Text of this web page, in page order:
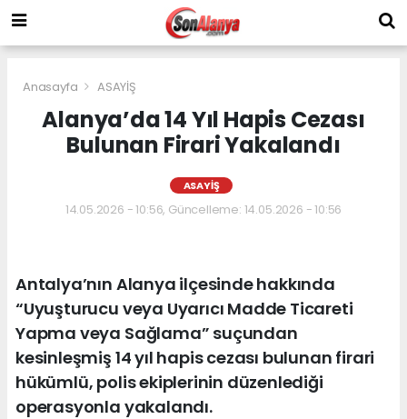
Anasayfa ASAYİŞ
Alanya’da 14 Yıl Hapis Cezası
Bulunan Firari Yakalandı
ASAYİŞ
14.05.2026 - 10:56, Güncelleme: 14.05.2026 - 10:56
Antalya’nın Alanya ilçesinde hakkında
“Uyuşturucu veya Uyarıcı Madde Ticareti
Yapma veya Sağlama” suçundan
kesinleşmiş 14 yıl hapis cezası bulunan firari
hükümlü, polis ekiplerinin düzenlediği
operasyonla yakalandı.